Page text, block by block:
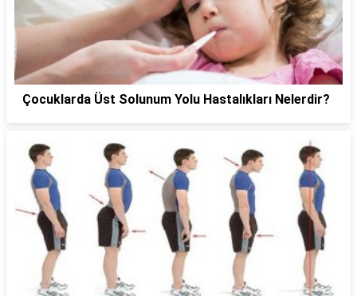
Çocuklarda Üst Solunum Yolu Hastalıkları Nelerdir?